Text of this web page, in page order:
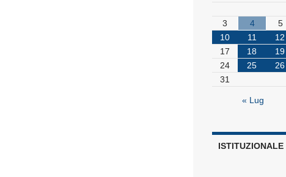
3
4 5
10
11 12
17
18 19
24
25 26
31
« Lug
ISTITUZIONALE